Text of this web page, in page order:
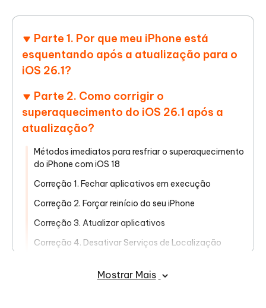
Parte 1. Por que meu iPhone está
esquentando após a atualização para o
iOS 26.1?
Parte 2. Como corrigir o
superaquecimento do iOS 26.1 após a
atualização?
Métodos imediatos para resfriar o superaquecimento
do iPhone com iOS 18
Correção 1. Fechar aplicativos em execução
Correção 2. Forçar reinício do seu iPhone
Correção 3. Atualizar aplicativos
Correção 4. Desativar Serviços de Localização
Mostrar Mais